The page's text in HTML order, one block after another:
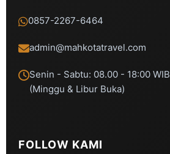
0857-2267-6464
admin@mahkotatravel.com
Senin - Sabtu: 08.00 - 18:00 WIB
(Minggu & Libur Buka)
FOLLOW KAMI